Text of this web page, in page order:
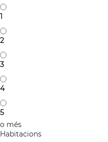
1
2
3
4
5
o més
Habitacions